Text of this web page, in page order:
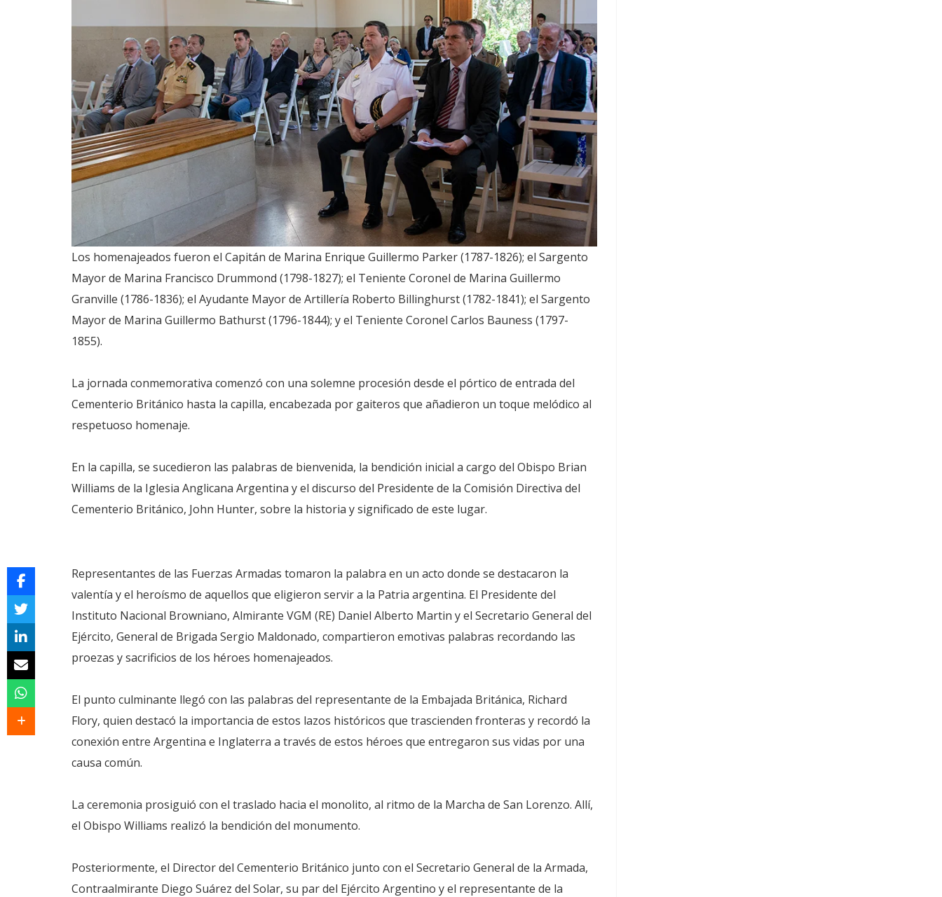
Los homenajeados fueron el Capitán de Marina Enrique Guillermo Parker (1787-1826); el Sargento
Mayor de Marina Francisco Drummond (1798-1827); el Teniente Coronel de Marina Guillermo
Granville (1786-1836); el Ayudante Mayor de Artillería Roberto Billinghurst (1782-1841); el Sargento
Mayor de Marina Guillermo Bathurst (1796-1844); y el Teniente Coronel Carlos Bauness (1797-
1855).
La jornada conmemorativa comenzó con una solemne procesión desde el pórtico de entrada del
Cementerio Británico hasta la capilla, encabezada por gaiteros que añadieron un toque melódico al
respetuoso homenaje.
En la capilla, se sucedieron las palabras de bienvenida, la bendición inicial a cargo del Obispo Brian
Williams de la Iglesia Anglicana Argentina y el discurso del Presidente de la Comisión Directiva del
Cementerio Británico, John Hunter, sobre la historia y significado de este lugar.
Representantes de las Fuerzas Armadas tomaron la palabra en un acto donde se destacaron la
valentía y el heroísmo de aquellos que eligieron servir a la Patria argentina. El Presidente del
Instituto Nacional Browniano, Almirante VGM (RE) Daniel Alberto Martin y el Secretario General del
Ejército, General de Brigada Sergio Maldonado, compartieron emotivas palabras recordando las
proezas y sacrificios de los héroes homenajeados.
El punto culminante llegó con las palabras del representante de la Embajada Británica, Richard
Flory, quien destacó la importancia de estos lazos históricos que trascienden fronteras y recordó la
conexión entre Argentina e Inglaterra a través de estos héroes que entregaron sus vidas por una
causa común.
La ceremonia prosiguió con el traslado hacia el monolito, al ritmo de la Marcha de San Lorenzo. Allí,
el Obispo Williams realizó la bendición del monumento.
Posteriormente, el Director del Cementerio Británico junto con el Secretario General de la Armada,
Contraalmirante Diego Suárez del Solar, su par del Ejército Argentino y el representante de la